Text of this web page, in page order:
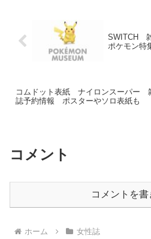
SWITCH
ポケモン特
コムドット表紙 ナイロンスーパー
誌予約情報 ポスターやソロ表紙も
コメント
コメントを書
ホーム 女性誌